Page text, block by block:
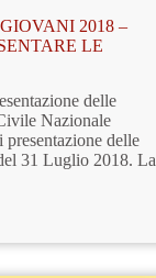
2018 –
LE
delle
Nazionale
delle
31 Luglio 2018. La